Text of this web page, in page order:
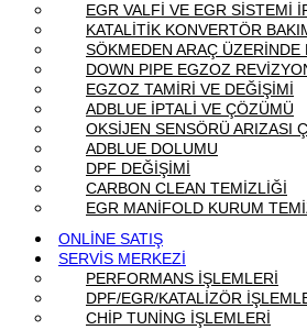
EGR VALFİ VE EGR SİSTEMİ
KATALİTİK KONVERTÖR
SÖKMEDEN ARAÇ
DOWN PIPE EGZOZ
EGZOZ TAMİRİ VE DEĞİŞİMİ
ADBLUE İPTALİ VE ÇÖZÜMÜ
OKSİJEN SENSÖRÜ ARIZASI
ADBLUE DOLUMU
DPF DEĞİŞİMİ
CARBON CLEAN TEMİZLİĞİ
EGR MANİFOLD KURUM
ONLİNE SATIŞ
SERVİS MERKEZİ
PERFORMANS İŞLEMLERİ
DPF/EGR/KATALİZÖR
CHİP TUNİNG İŞLEMLERİ